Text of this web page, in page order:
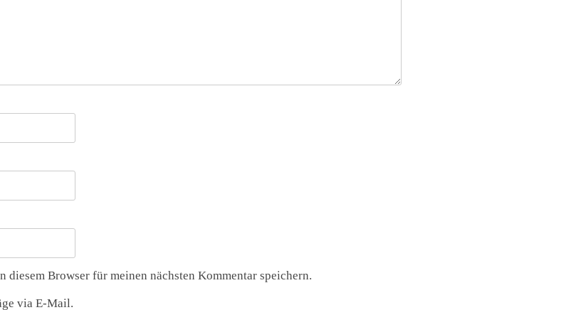
diesem Browser für meinen nächsten Kommentar speichern.
via E-Mail.